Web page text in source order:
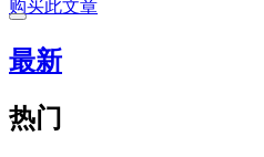
购买此文章
最新
热门